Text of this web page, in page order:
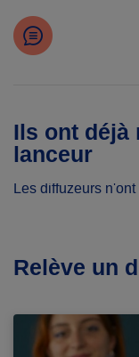
Ils ont déjà
lanceur
Les diffuzeurs
Relève un